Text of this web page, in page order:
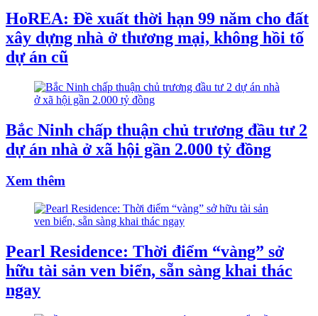
HoREA: Đề xuất thời hạn 99 năm cho đất
xây dựng nhà ở thương mại, không hồi tố
dự án cũ
Bắc Ninh chấp thuận chủ trương đầu tư 2
dự án nhà ở xã hội gần 2.000 tỷ đồng
Xem thêm
Pearl Residence: Thời điểm “vàng” sở
hữu tài sản ven biển, sẵn sàng khai thác
ngay